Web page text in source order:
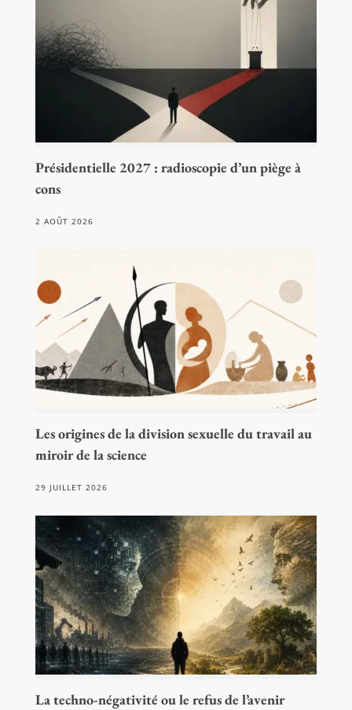
Présidentielle 2027 : radioscopie d’un piège à
cons
2 AOÛT 2026
Les origines de la division sexuelle du travail au
miroir de la science
29 JUILLET 2026
La techno-négativité ou le refus de l’avenir